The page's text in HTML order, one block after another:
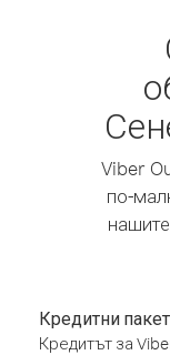
Viber
по-
Кредитни
Кредитът за